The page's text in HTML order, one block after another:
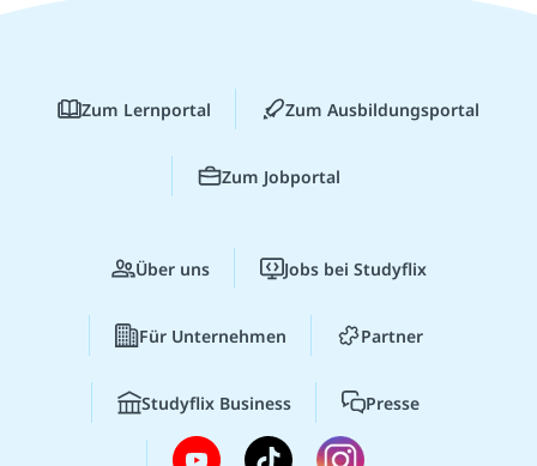
Zum Lernportal Zum Ausbildungsportal
Zum Jobportal
Über uns Jobs bei Studyflix
Für Unternehmen Partner
Studyflix Business Presse